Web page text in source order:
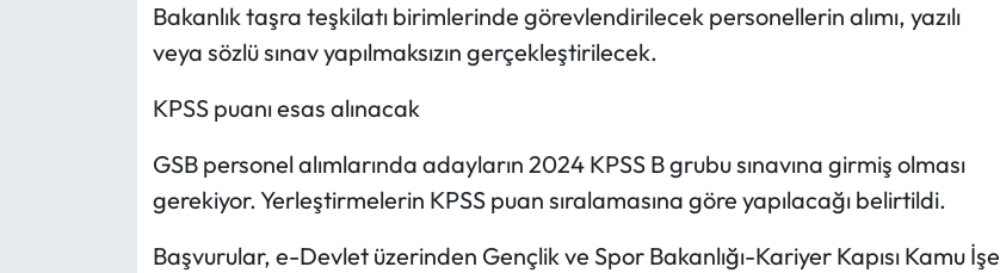
Bakanlık taşra teşkilatı birimlerinde görevlendirilecek personellerin alımı, yazılı
veya sözlü sınav yapılmaksızın gerçekleştirilecek.
KPSS puanı esas alınacak
GSB personel alımlarında adayların 2024 KPSS B grubu sınavına girmiş olması
gerekiyor. Yerleştirmelerin KPSS puan sıralamasına göre yapılacağı belirtildi.
Başvurular, e-Devlet üzerinden Gençlik ve Spor Bakanlığı-Kariyer Kapısı Kamu İşe